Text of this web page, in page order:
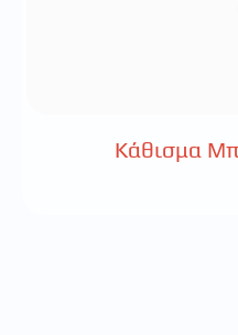
Κάθισμα